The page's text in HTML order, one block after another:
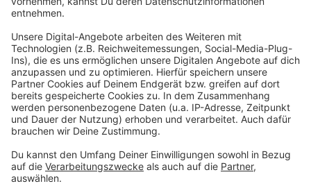
Verkehrsfluss notwendig machen. Für diese Arbeiten
mindestens fünf Monaten. In dieser Bauphase wird
sowohl die Landstraße L844 als auch die Zufahrt zur
Fahrradstraße in der Huxburg gesperrt. Der Verkehr auf
der Bundesstraße selbst wird über Baustellenampeln
geregelt. Auch die Busse werden während der Zeit
umgeleitet. Dies betrifft vor allem die Linie S90: Dort
„Siebenstücken“ nicht bedient werden. Über das
Angebot des „kommit-Shuttles“ besteht allerdings die